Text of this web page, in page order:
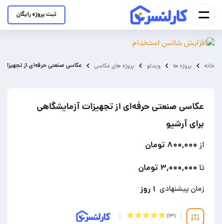
ثبت پروژه رایگان
خانه پروژه ها ویدئو پروژه های عکاسی عکاسی صنعتی حرفه‌ای از تجهیزات
عکاسی صنعتی حرفه‌ای از تجهیزات آزمایشگاهی
برای آرشیو
از ۸۰۰,۰۰۰ تومان
تا ۳,۰۰۰,۰۰۰ تومان
زمان پیشنهادی ۱ روز
(۱۳)